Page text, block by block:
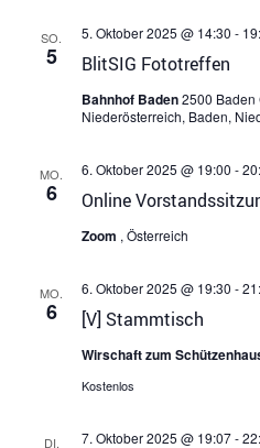
SO.
5 BlitSIG Fototreffen
5. Oktober 2025 @ 14:30 -
Bahnhof Baden2500 Baden
Niederösterreich, Baden,
MO.
6 Online
6. Oktober 2025 @ 19:00 -
Zoom , Österreich
MO.
6 [V] Stammtisch
6. Oktober 2025 @ 19:30 -
Wirschaft zum
Kostenlos
DI. 7. Oktober 2025 @ 19:07-